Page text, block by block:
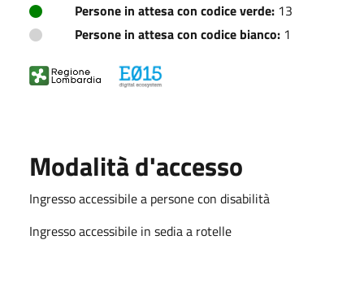
Persone in attesa con codice verde: 13
Persone in attesa con codice bianco: 1
Modalità d'accesso
Ingresso accessibile a persone con disabilità
Ingresso accessibile in sedia a rotelle